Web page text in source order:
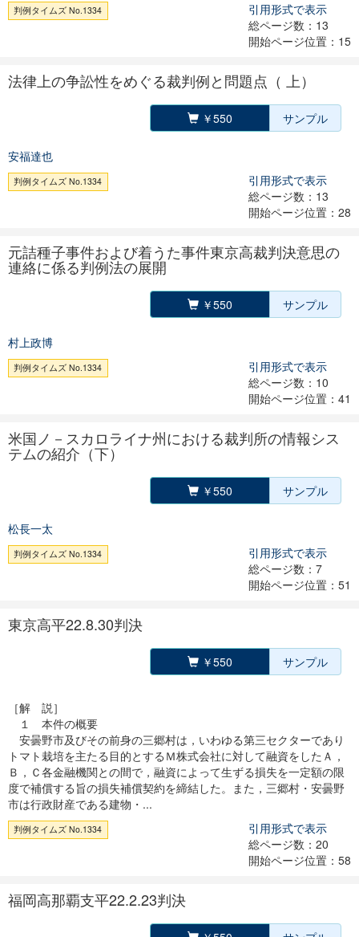
判例タイムズ No.1334
引用形式で表示
総ページ数：13
開始ページ位置：15
法律上の争訟性をめぐる裁判例と問題点（ 上）
￥550 サンプル
安福達也
判例タイムズ No.1334
引用形式で表示
総ページ数：13
開始ページ位置：28
元詰種子事件および着うた事件東京高裁判決意思の
連絡に係る判例法の展開
￥550 サンプル
村上政博
判例タイムズ No.1334
引用形式で表示
総ページ数：10
開始ページ位置：41
米国ノ－スカロライナ州における裁判所の情報シス
テムの紹介（下）
￥550 サンプル
松長一太
判例タイムズ No.1334
引用形式で表示
総ページ数：7
開始ページ位置：51
東京高平22.8.30判決
￥550 サンプル
［解 説］
１ 本件の概要
安曇野市及びその前身の三郷村は，いわゆる第三セクターであり
トマト栽培を主たる目的とするＭ株式会社に対して融資をしたＡ，
Ｂ，Ｃ各金融機関との間で，融資によって生ずる損失を一定額の限
度で補償する旨の損失補償契約を締結した。また，三郷村・安曇野
市は行政財産である建物・...
判例タイムズ No.1334
引用形式で表示
総ページ数：20
開始ページ位置：58
福岡高那覇支平22.2.23判決